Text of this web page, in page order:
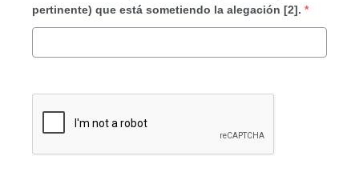
pertinente) que está sometiendo la alegación [2]. *